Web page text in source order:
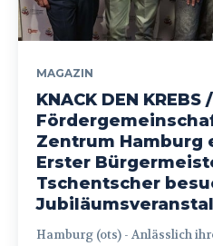
MAGAZIN
KNACK DEN
Zentrum Hamburg
Erster
Tschentscher
Hamburg (ots) - Anlässlich ihres 50. Jubiläums lud die